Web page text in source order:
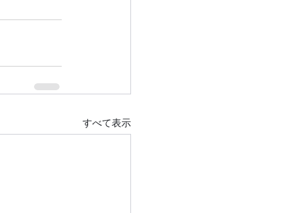
すべて表示